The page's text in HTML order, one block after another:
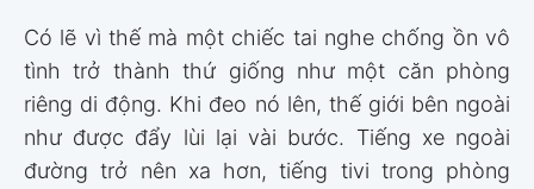
Có lẽ vì thế mà một chiếc tai nghe chống ồn vô
tình trở thành thứ giống như một căn phòng
riêng di động. Khi đeo nó lên, thế giới bên ngoài
như được đẩy lùi lại vài bước. Tiếng xe ngoài
đường trở nên xa hơn, tiếng tivi trong phòng